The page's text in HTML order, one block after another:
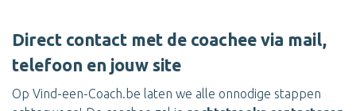
Direct contact met de coachee via mail,
telefoon en jouw site
Op Vind-een-Coach.be laten we alle onnodige stappen